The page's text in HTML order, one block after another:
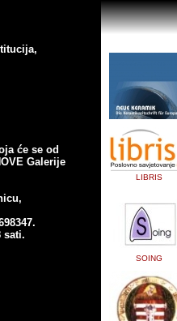
će se od
Galerije
sati.
LIBRIS
SOING